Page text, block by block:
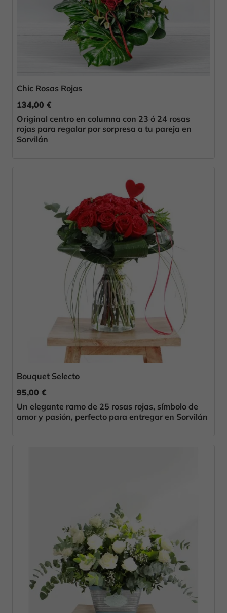
Chic Rosas Rojas
134,00 €
Original centro en columna con 23 ó 24 rosas
rojas para regalar por sorpresa a tu pareja en
Sorvilán
Bouquet Selecto
95,00 €
Un elegante ramo de 25 rosas rojas, símbolo de
amor y pasión, perfecto para entregar en Sorvilán